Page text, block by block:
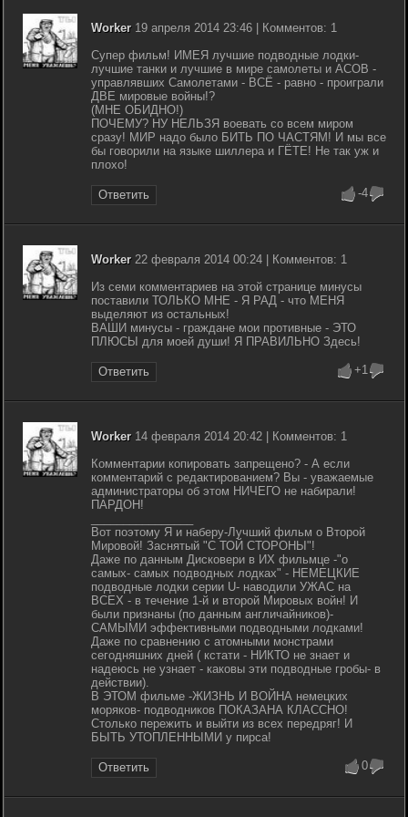
Worker19 апреля 2014 23:46 | Комментов: 1
Супер фильм! ИМЕЯ лучшие подводные лодки-
лучшие танки и лучшие в мире самолеты и АСОВ -
управлявших Самолетами - ВСЁ - равно - проиграли
ДВЕ мировые войны!?
(МНЕ ОБИДНО!)
ПОЧЕМУ? НУ НЕЛЬЗЯ воевать со всем миром
сразу! МИР надо было БИТЬ ПО ЧАСТЯМ! И мы все
бы говорили на языке шиллера и ГЁТЕ! Не так уж и
плохо!
Ответить -4
Worker22 февраля 2014 00:24 | Комментов: 1
Из семи комментариев на этой странице минусы
поставили ТОЛЬКО МНЕ - Я РАД - что МЕНЯ
выделяют из остальных!
ВАШИ минусы - граждане мои противные - ЭТО
ПЛЮСЫ для моей души! Я ПРАВИЛЬНО Здесь!
Ответить +1
Worker14 февраля 2014 20:42 | Комментов: 1
Комментарии копировать запрещено? - А если
комментарий с редактированием? Вы - уважаемые
администраторы об этом НИЧЕГО не набирали!
ПАРДОН!
Вот поэтому Я и наберу-Лучший фильм о Второй
Мировой! Заснятый "С ТОЙ СТОРОНЫ"!
Даже по данным Дисковери в ИХ фильмце -"о
самых- самых подводных лодках" - НЕМЕЦКИЕ
подводные лодки серии U- наводили УЖАС на
ВСЕХ - в течение 1-й и второй Мировых войн! И
были признаны (по данным англичайников)-
САМЫМИ эффективными подводными лодками!
Даже по сравнению с атомными монстрами
сегодняшних дней ( кстати - НИКТО не знает и
надеюсь не узнает - каковы эти подводные гробы- в
действии).
В ЭТОМ фильме -ЖИЗНЬ И ВОЙНА немецких
моряков- подводников ПОКАЗАНА КЛАССНО!
Столько пережить и выйти из всех передряг! И
БЫТЬ УТОПЛЕННЫМИ у пирса!
Ответить 0